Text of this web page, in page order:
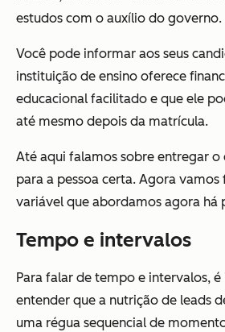
estudos com o auxílio do governo.
Você pode informar aos seus
instituição de ensino oferece
educacional facilitado e que ele
até mesmo depois da matrícula.
Até aqui falamos sobre entregar
para a pessoa certa. Agora
variável que abordamos agora há
Tempo e intervalos
Para falar de tempo e intervalos,
entender que a nutrição de leads
uma régua sequencial de